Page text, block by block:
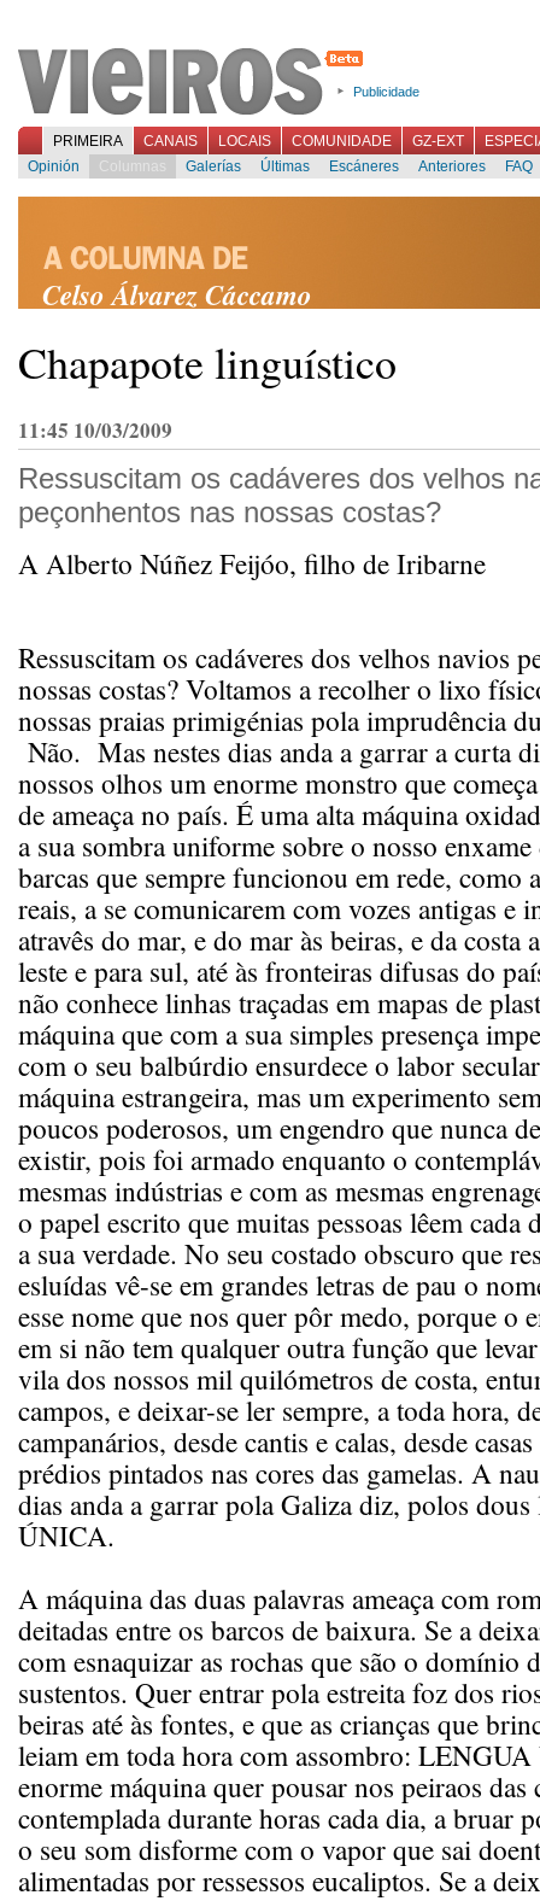
Publicidade
PRIMEIRA CANAIS LOCAIS COMUNIDADE GZ-EXT
Opinión
Columnas Galerías Últimas Escáneres Anteriores FAQ
Celso Álvarez Cáccamo
Chapapote linguístico
11:45 10/03/2009
Ressuscitam os cadáveres dos velhos
peçonhentos nas nossas costas?
A Alberto Núñez Feijóo, filho de Iribarne
Ressuscitam os cadáveres dos velhos navios
nossas costas? Voltamos a recolher o lixo
nossas praias primigénias pola imprudência
Não. Mas nestes dias anda a garrar a curta
nossos olhos um enorme monstro que
de ameaça no país. É uma alta máquina
a sua sombra uniforme sobre o nosso enxame
barcas que sempre funcionou em rede, como
reais, a se comunicarem com vozes antigas e
atravês do mar, e do mar às beiras, e da costa
leste e para sul, até às fronteiras difusas do
não conhece linhas traçadas em mapas de
máquina que com a sua simples presença
com o seu balbúrdio ensurdece o labor
máquina estrangeira, mas um experimento
poucos poderosos, um engendro que nunca
existir, pois foi armado enquanto o
mesmas indústrias e com as mesmas
o papel escrito que muitas pessoas lêem cada
a sua verdade. No seu costado obscuro que
esluídas vê-se em grandes letras de pau o
esse nome que nos quer pôr medo, porque o
em si não tem qualquer outra função que
vila dos nossos mil quilómetros de costa,
campos, e deixar-se ler sempre, a toda hora,
campanários, desde cantis e calas, desde
prédios pintados nas cores das gamelas. A
dias anda a garrar pola Galiza diz, polos
ÚNICA.
A máquina das duas palavras ameaça com
deitadas entre os barcos de baixura. Se a
com esnaquizar as rochas que são o domínio
sustentos. Quer entrar pola estreita foz dos
beiras até às fontes, e que as crianças que
leiam em toda hora com assombro:
enorme máquina quer pousar nos peiraos das
contemplada durante horas cada dia, a bruar
o seu som disforme com o vapor que sai
alimentadas por ressessos eucaliptos. Se a